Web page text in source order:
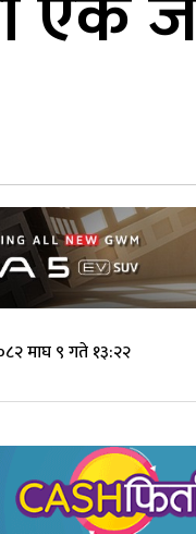
माघ ९ गते १३:२२